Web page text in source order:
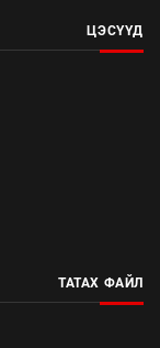
ЦЭСҮҮД
ТАТАХ ФАЙЛ